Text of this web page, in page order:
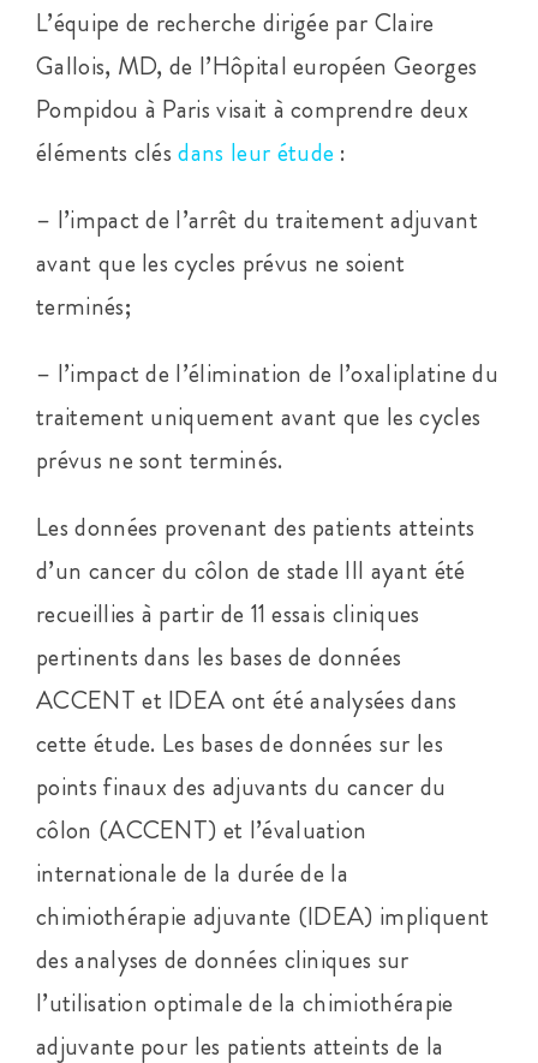
L’équipe de recherche dirigée par Claire
Gallois, MD, de l’Hôpital européen Georges
Pompidou à Paris visait à comprendre deux
éléments clésdans leur étude :
– l’impact de l’arrêt du traitement adjuvant
avant que les cycles prévus ne soient
terminés;
– l’impact de l’élimination de l’oxaliplatine du
traitement uniquement avant que les cycles
prévus ne sont terminés.
Les données provenant des patients atteints
d’un cancer du côlon de stade III ayant été
recueillies à partir de 11 essais cliniques
pertinents dans les bases de données
ACCENT et IDEA ont été analysées dans
cette étude. Les bases de données sur les
points finaux des adjuvants du cancer du
côlon (ACCENT) et l’évaluation
internationale de la durée de la
chimiothérapie adjuvante (IDEA) impliquent
des analyses de données cliniques sur
l’utilisation optimale de la chimiothérapie
adjuvante pour les patients atteints de la